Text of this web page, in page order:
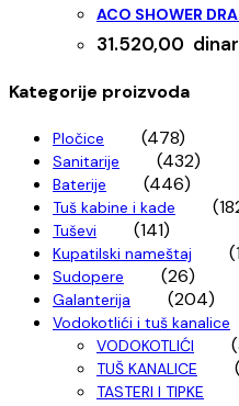
ACO SHOWER
31.520,00
Kategorije proizvoda
Pločice (478)
Sanitarije (432)
Baterije (446)
Tuš kabine i kade
Tuševi (141)
Kupatilski nameštaj
Sudopere (26)
Galanterija (204)
Vodokotlići i tuš kanalice
VODOKOTLIĆI
TUŠ KANALICE
TASTERI I TIPKE